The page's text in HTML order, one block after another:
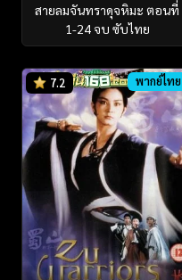
สายลมจันทราดุจหิมะ ตอนที่
1-24 จบ ซับไทย
7.2 พากย์ไทย